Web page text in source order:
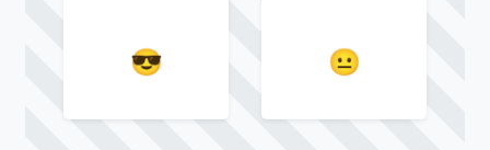
😎 😐